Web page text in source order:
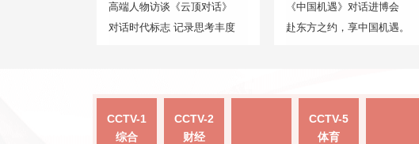
高端人物访谈《云顶对话》
对话时代标志 记录思考丰度
《中国机遇》对话进博会
赴东方之约，享中国机遇。
CCTV-1
综合
CCTV-2
财经
CCTV-5
体育